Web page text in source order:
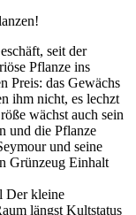
seit der
Pflanze ins
Preis: das Gewächs
ihm nicht, es lechzt
wächst auch sein
und die Pflanze
und seine
Grünzeug Einhalt
Der kleine
längst Kultstatus